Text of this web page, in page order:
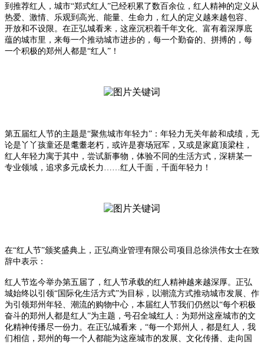
到推荐红人，城市“郑式红人”已经积累了数百余位，红人精神的定义从
热爱、激情、乐观到高光、能量、生命力，红人的定义越来越包容、
开放和不设限。在正弘城看来，这座沉积着千年文化、富有着深厚底
蕴的城市里，来每一个推动城市进步的，每一个勤奋的、拼搏的，每
一个积极的郑州人都是“红人”！
第五届红人节的主题是“聚焦城市年轻力”：年轻力无关年龄和成绩，无
论是丫丫孩童还是耄耋老朽，或许是赛场冠军，又或是家庭顶梁柱，
红人年轻力寓于其中，尝试新事物，体验不同的生活方式，深耕某一
专业领域，追求多元成长力……红人千面，千面年轻力！
在“红人节”颁奖盛典上，正弘商业管理有限公司项目总徐洪伟女士在致
辞中表示：
红人节迄今举办第五届了，红人节承载的红人精神越来越深厚。正弘
城始终以引领“国际化生活方式”为目标，以潮流方式推动城市发展、作
为引领郑州年轻、潮流的购物中心，本届红人节我们仍然以“每个积极
奋斗的郑州人都是红人”为主题，号召全城红人：为郑州这座城市的文
化精神传播尽一份力。在正弘城看来，“每一个郑州人，都是红人，我
们相信，郑州的每一个人都能为这座城市的发展、文化传播、走向国